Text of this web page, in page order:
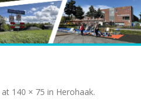
t
o
at 140 × 75 in Herohaak.